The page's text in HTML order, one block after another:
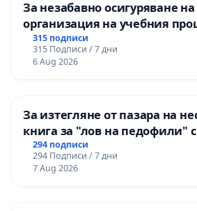
За незабавно осигуряване
организация на учебния
гарантиране на правото на
и качествено образование
ОУ „Княз Александър I“ и
315 подписи
315 Подписи / 7 дни
6 Aug 2026
За изтегляне от пазара на
книга за "лов на педофили"
деца
294 подписи
294 Подписи / 7 дни
7 Aug 2026